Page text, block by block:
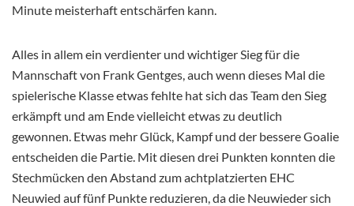
Minute meisterhaft entschärfen kann.
Alles in allem ein verdienter und wichtiger Sieg für die
Mannschaft von Frank Gentges, auch wenn dieses Mal die
spielerische Klasse etwas fehlte hat sich das Team den Sieg
erkämpft und am Ende vielleicht etwas zu deutlich
gewonnen. Etwas mehr Glück, Kampf und der bessere Goalie
entscheiden die Partie. Mit diesen drei Punkten konnten die
Stechmücken den Abstand zum achtplatzierten EHC
Neuwied auf fünf Punkte reduzieren, da die Neuwieder sich